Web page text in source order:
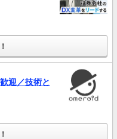
迎／技術と